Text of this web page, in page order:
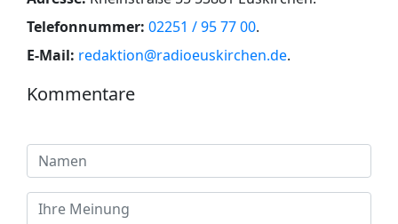
Telefonnummer: 02251 / 95 77 00.
E-Mail: redaktion@radioeuskirchen.de.
Kommentare